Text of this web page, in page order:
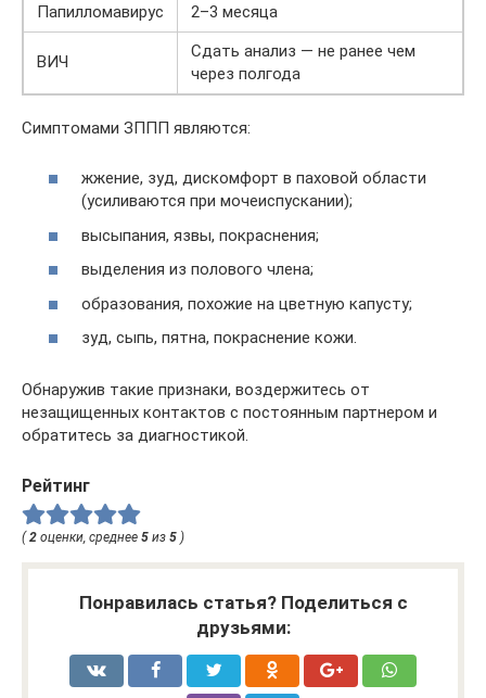
Папилломавирус
2–3 месяца
ВИЧ
Сдать анализ — не ранее чем
через полгода
Симптомами ЗППП являются:
жжение, зуд, дискомфорт в паховой области
(усиливаются при мочеиспускании);
высыпания, язвы, покраснения;
выделения из полового члена;
образования, похожие на цветную капусту;
зуд, сыпь, пятна, покраснение кожи.
Обнаружив такие признаки, воздержитесь от
незащищенных контактов с постоянным партнером и
обратитесь за диагностикой.
Рейтинг
(2 оценки, среднее 5 из 5 )
Понравилась статья? Поделиться с
друзьями: